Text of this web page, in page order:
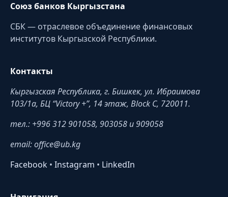
Союз банков Кыргызстана
СБК — отраслевое объединение финансовых
институтов Кыргызской Республики.
Контакты
Кыргызская Республика, г. Бишкек, ул. Ибраимова
103/1a, БЦ “Victory +”, 14 этаж, Block C, 720011.
тел.: +996 312 901058, 903058 и 909058
email: office@ub.kg
Facebook • Instagram • LinkedIn